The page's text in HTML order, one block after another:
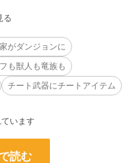
に整理し忘れたパンツのことだっ
……？大賢者様のパンツだー！と
院を脱出。
冒険者生活を始める。
主である最強賢者の生まれ変わり
題が解決したあともいろんな人、
狩ったり、自分の直属の助手だっ
がダンジョンに
も獣人も竜族も
チート武器にチートアイテム
います
読む